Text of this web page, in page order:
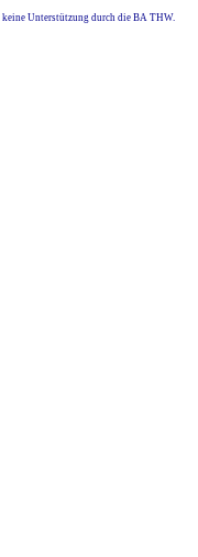
Unterstützung durch die BA THW.